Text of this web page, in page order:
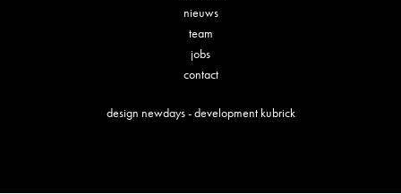
nieuws
team
jobs
contact
design newdays- development kubrick